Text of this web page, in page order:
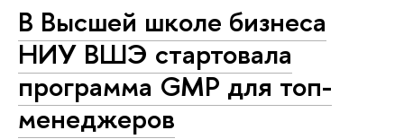
В Высшей школе бизнеса
НИУ ВШЭ стартовала
программа GMP для топ-
менеджеров